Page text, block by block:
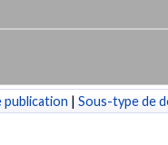
publication | Sous-type de